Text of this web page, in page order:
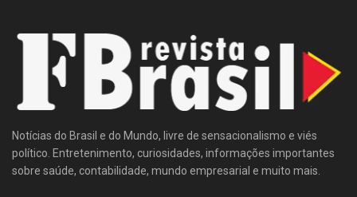
Notícias do Brasil e do Mundo, livre de sensacionalismo e viés
político. Entretenimento, curiosidades, informações importantes
sobre saúde, contabilidade, mundo empresarial e muito mais.